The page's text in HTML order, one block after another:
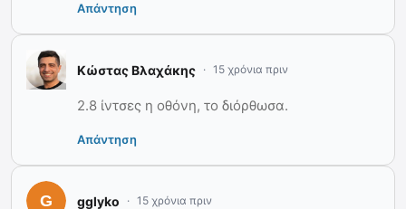
Απάντηση
Κώστας Βλαχάκης 15 χρόνια πριν
2.8 ίντσες η οθόνη, το διόρθωσα.
Απάντηση
gglyko 15 χρόνια πριν